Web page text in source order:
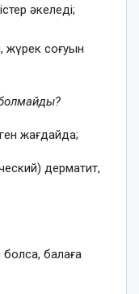
әкеледі;
соғуын
жағдайда;
дерматит,
балаға